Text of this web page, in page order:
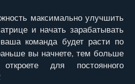
максимально улучшить
и начать зарабатывать
команда будет расти по
вы начнете, тем больше
для постоянного